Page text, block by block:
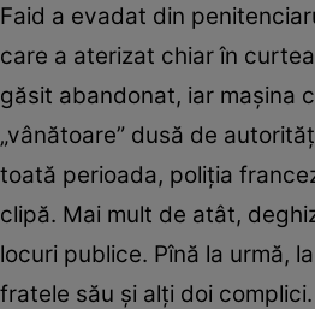
Faid a evadat din
care a aterizat chiar în
găsit abandonat, iar mașina
„vânătoare” dusă de
toată perioada, poliția
clipă. Mai mult de atât,
locuri publice. Pînă la urmă,
fratele său și alți doi